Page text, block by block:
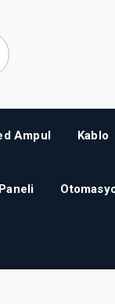
Ampul Kablo